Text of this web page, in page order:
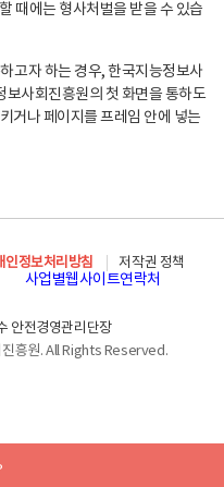
때에는 형사처벌을 받을 수 있습
고자 하는 경우, 한국지능정보사
사회진흥원의 첫 화면을 통하도
거나 페이지를 프레임 안에 넣는
인정보처리방침
저작권 정책
사업별웹사이트연락처
안전경영관리단장
흥원. All Rights Reserved.